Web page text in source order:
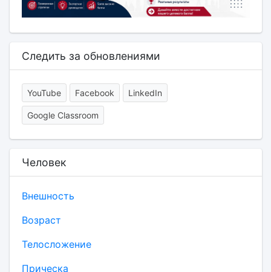
Следить за обновлениями
YouTube Facebook LinkedIn
Google Classroom
Человек
Внешность
Возраст
Телосложение
Прическа